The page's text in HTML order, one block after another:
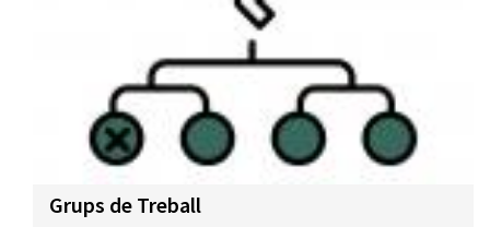
Grups de Treball